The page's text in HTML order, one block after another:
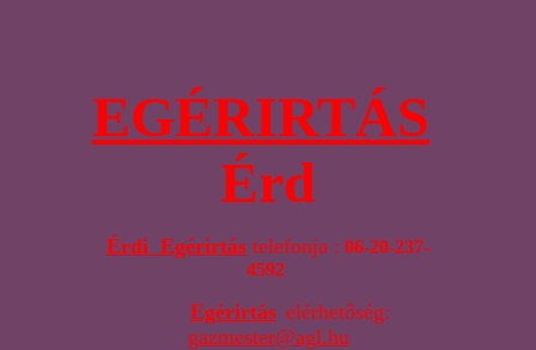
EGÉRIRTÁS
Érd
Érdi Egérirtás telefonja : 06-20-237-
4592
Egérirtás elérhetőség:
gazmester@agl.hu